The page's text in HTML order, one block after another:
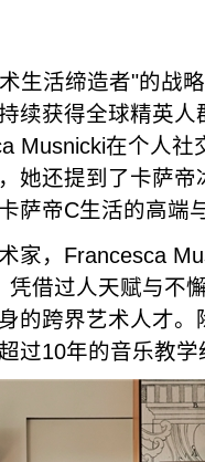
生活缔造者"的战
续获得全球精英
Musnicki在个人社
她还提到了卡萨
萨帝C生活的高端
家，Francesca
凭借过人天赋与不
的跨界艺术人才
过10年的音乐教学